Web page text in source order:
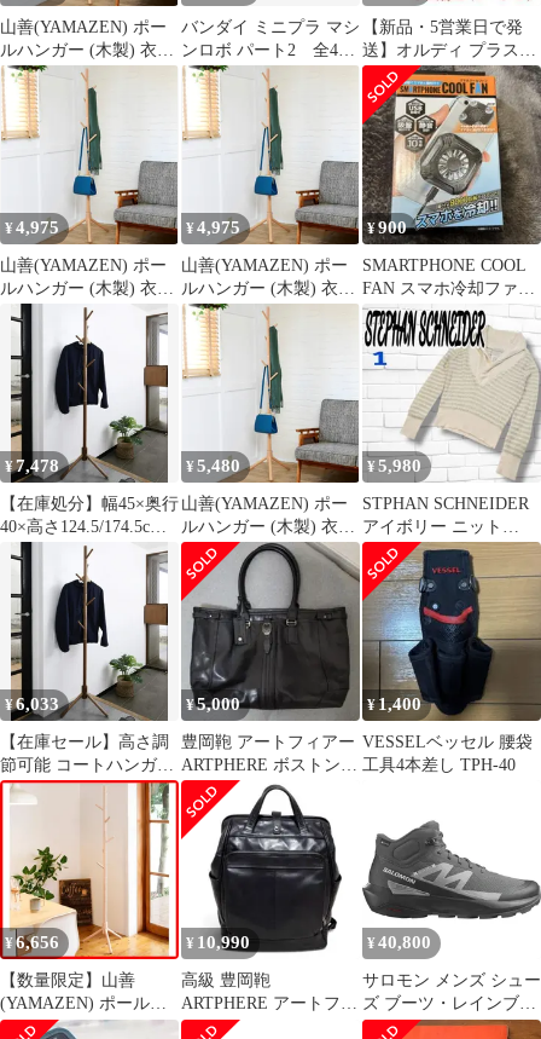
山善(YAMAZEN) ポー
ルハンガー (木製) 衣類
収納 幅45×奥行40×高さ
124.5／174.5cm 玄関収
納 コートハンガー 高さ
調節可能 組立品 ナチュ
ラル STPH-6(NA) キッ
バンダイ ミニプラ マシ
ンロボ パート2 全4種
セット （当時物） Dセ
ット
【新品・5営業日で発
送】オルディ プラスプ
ラスネオ 手提げひも付
コンパクト S／30号 乳
白 40PPP-NTPHCS-40
¥4,975
山善(YAMAZEN) ポー
ルハンガー (木製) 衣類
収納 幅45×奥行40×高さ
124.5／174.5cm 玄関収
納 コートハンガー 高さ
調節可能 組立品 ナチュ
ラル STPH-6(NA) キッ
ズ 1
¥4,975
山善(YAMAZEN) ポー
ルハンガー (木製) 衣類
収納 幅45×奥行40×高さ
124.5／174.5cm 玄関収
納 コートハンガー 高さ
調節可能 組立品 ナチュ
ラル STPH-6(NA) キッ
¥900
SMARTPHONE COOL
FAN スマホ冷却ファン
本体
¥7,478
【在庫処分】幅45×奥行
40×高さ124.5/174.5cm
玄関収納 衣類収納 コー
トハンガー (木製) 高さ
調節可能 組立品 ポール
ハンガー ダークブラウ
ン 山善(YAMAZEN)
STPH-6(DBR)
¥5,480
山善(YAMAZEN) ポー
ルハンガー (木製) 衣類
収納 幅45×奥行40×高さ
124.5/174.5cm 玄関収納
コートハンガー 高さ調
節可能 組立品 ナチュラ
ル STPH-6(NA) キッズ
¥5,980
STPHAN SCHNEIDER
アイボリー ニット
綿 アンゴラ ウー
ル
¥6,033
【在庫セール】高さ調
節可能 コートハンガー
組立品 玄関収納 ダーク
ブラウン 幅45×奥行40×
高さ124.5/174.5cm 衣類
収納 STPH-6(DBR) (木
製) ポールハンガー キ
ッズ 山善(YAMAZEN)
¥5,000
豊岡鞄 アートフィアー
ARTPHERE ボストン
トートバッグ
¥1,400
VESSELベッセル 腰袋
工具4本差し TPH-40
¥ 6,656
【数量限定】山善
(YAMAZEN) ポールハ
ンガー (木製) 衣類収納
¥ 10,990
高級 豊岡鞄
ARTPHERE アートフィ
アー 本革 レザー リュ
¥ 40,800
サロモン メンズ シュー
ズ ブーツ・レインブー
ツ Salomon Elixir Activ